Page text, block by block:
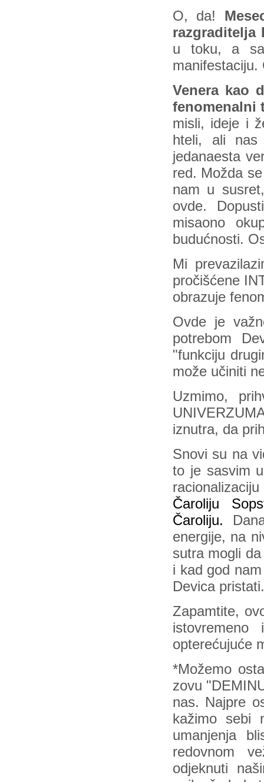
O, da!
razgraditelja
u toku, a
manifestaciju.
Venera kao
fenomenalni
misli, ideje i
hteli, ali
jedanaesta
red. Možda
nam u
ovde.
misaono
budućnosti.
Mi
pročišćene
obrazuje
Ovde je
potrebom
"funkciju
može učiniti
Uzmimo,
iznutra, da
Snovi su na
to je sasvim
Čaroliju
Čaroliju.
energije, na
sutra mogli
i kad god
Devica pristati.
Zapamtite,
opterećujuće
*Možemo
zovu
nas. Najpre
kažimo sebi
umanjenja
redovnom
odjeknuti